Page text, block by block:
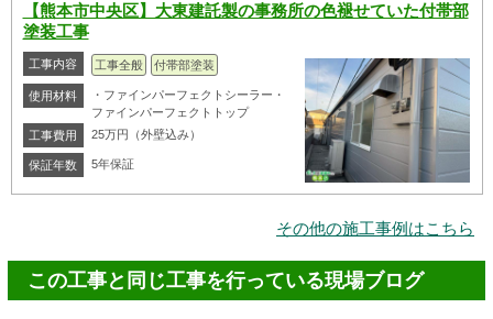
【熊本市中央区】大東建託製の事務所の色褪せていた付帯部
塗装工事
工事内容 工事全般 付帯部塗装
使用材料
・ファインパーフェクトシーラー・
ファインパーフェクトトップ
工事費用
25万円（外壁込み）
保証年数 5年保証
その他の施工事例はこちら
この工事と同じ工事を行っている現場ブログ